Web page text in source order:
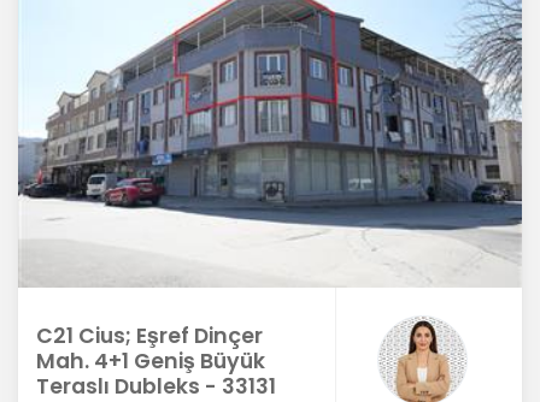
C21 Cius; Eşref Dinçer
Mah. 4+1 Geniş Büyük
Teraslı Dubleks - 33131